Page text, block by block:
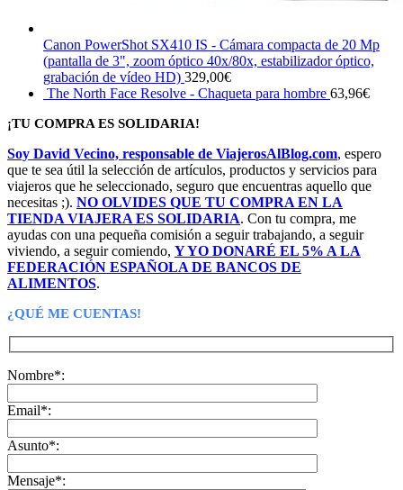
Canon PowerShot SX410 IS - Cámara compacta de 20 Mp
(pantalla de 3", zoom óptico 40x/80x, estabilizador óptico,
grabación de vídeo HD) 329,00€
The North Face Resolve - Chaqueta para hombre 63,96€
¡TU COMPRA ES SOLIDARIA!
Soy David Vecino, responsable de ViajerosAlBlog.com, espero
que te sea útil la selección de artículos, productos y servicios para
viajeros que he seleccionado, seguro que encuentras aquello que
necesitas ;). NO OLVIDES QUE TU COMPRA EN LA
TIENDA VIAJERA ES SOLIDARIA. Con tu compra, me
ayudas con una pequeña comisión a seguir trabajando, a seguir
viviendo, a seguir comiendo, Y YO DONARÉ EL 5% A LA
FEDERACIÓN ESPAÑOLA DE BANCOS DE
ALIMENTOS.
¿QUÉ ME CUENTAS!
Nombre*:
Email*:
Asunto*:
Mensaje*: